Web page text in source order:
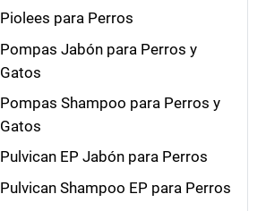
Piolees para Perros
Pompas Jabón para Perros y
Gatos
Pompas Shampoo para Perros y
Gatos
Pulvican EP Jabón para Perros
Pulvican Shampoo EP para Perros